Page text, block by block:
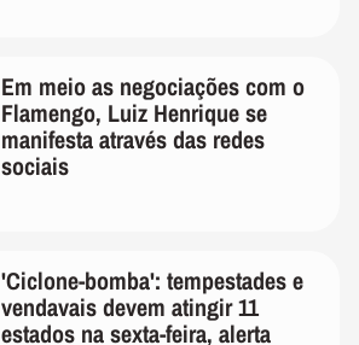
Em meio as negociações com o
Flamengo, Luiz Henrique se
manifesta através das redes
sociais
'Ciclone-bomba': tempestades e
vendavais devem atingir 11
estados na sexta-feira, alerta